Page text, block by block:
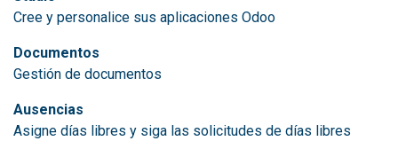
Cree y personalice sus aplicaciones Odoo
Documentos
Gestión de documentos
Ausencias
Asigne días libres y siga las solicitudes de días libres